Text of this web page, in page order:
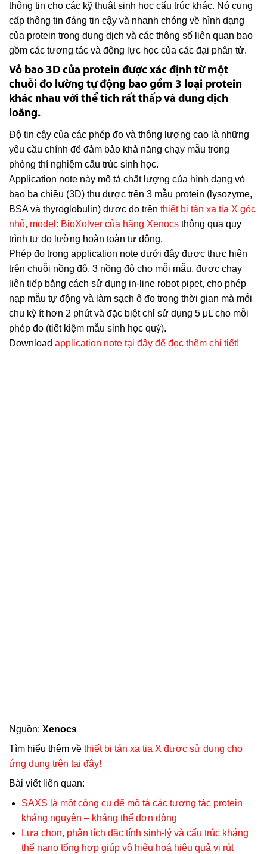
thông tin cho các kỹ thuật sinh học cấu trúc khác. Nó cung
cấp thông tin đáng tin cậy và nhanh chóng về hình dạng
của protein trong dung dịch và các thông số liên quan bao
gồm các tương tác và động lực học của các đại phân tử.
Vỏ bao 3D của protein được xác định từ một
chuỗi đo lường tự động bao gồm 3 loại protein
khác nhau với thể tích rất thấp và dung dịch
loãng.
Độ tin cậy của các phép đo và thông lượng cao là những
yêu cầu chính để đảm bảo khả năng chạy mẫu trong
phòng thí nghiệm cấu trúc sinh học.
Application note này mô tả chất lượng của hình dạng vỏ
bao ba chiều (3D) thu được trên 3 mẫu protein (lysozyme,
BSA và thyroglobulin) được đo trên thiết bị tán xạ tia X góc
nhỏ, model: BioXolver của hãng Xenocs thông qua quy
trình tự đo lường hoàn toàn tự động.
Phép đo trong application note dưới đây được thực hiện
trên chuỗi nồng độ, 3 nồng độ cho mỗi mẫu, được chạy
liên tiếp bằng cách sử dụng in-line robot pipet, cho phép
nạp mẫu tự động và làm sạch ô đo trong thời gian mà mỗi
chu kỳ ít hơn 2 phút và đặc biệt chỉ sử dụng 5 μL cho mỗi
phép đo (tiết kiệm mẫu sinh học quý).
Download application note tại đây để đọc thêm chi tiết!
Nguồn: Xenocs
Tìm hiểu thêm về thiết bị tán xạ tia X được sử dụng cho
ứng dụng trên tại đây!
Bài viết liên quan:
SAXS là một công cụ để mô tả các tương tác protein
kháng nguyên – kháng thể đơn dòng
Lựa chọn, phân tích đặc tính sinh-lý và cấu trúc kháng
thể nano tổng hợp giúp vô hiệu hoá hiệu quả vi rút